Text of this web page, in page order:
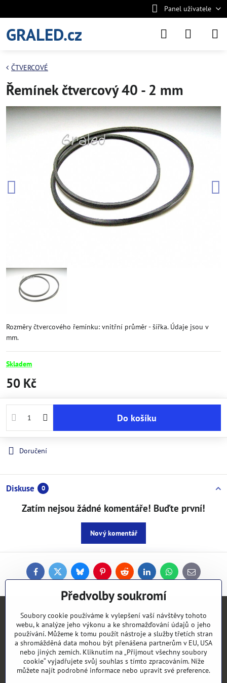
Panel uživatele
GRALED.cz
ČTVERCOVÉ
Řemínek čtvercový 40 - 2 mm
Rozměry čtvercového řemínku: vnitřní průměr - šířka. Údaje jsou v
mm.
Skladem
50 Kč
Do košíku
Doručení
Diskuse 0
Zatím nejsou žádné komentáře! Buďte první!
Nový komentář
FacebookTwitterBlueskyPinterestReddit LinkedInWhatsApp
E-
mail
Kontakty
Objednávky
Vše k nákupu
Předvolby soukromí
Soubory cookie používáme k vylepšení vaší návštěvy tohoto
webu, k analýze jeho výkonu a ke shromažďování údajů o jeho
používání. Můžeme k tomu použít nástroje a služby třetích stran
a shromážděná data mohou být přenášena partnerům v EU, USA
nebo jiných zemích. Kliknutím na „Přijmout všechny soubory
cookie“ vyjadřujete svůj souhlas s tímto zpracováním. Níže
můžete najít podrobné informace nebo upravit své preference.